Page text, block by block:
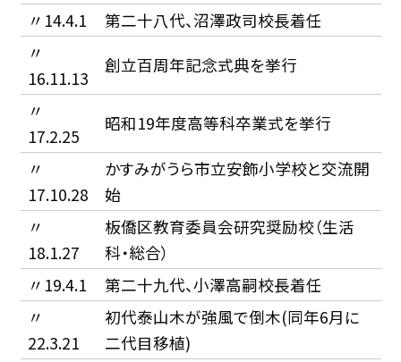
〃14.4.1
第二十八代、沼澤政司校長着任
〃
16.11.13
創立百周年記念式典を挙行
〃
17.2.25
昭和19年度高等科卒業式を挙行
〃
17.10.28
かすみがうら市立安飾小学校と交流開
始
〃
18.1.27
板僑区教育委員会研究奨励校（生活
科・総合）
〃19.4.1
第二十九代、小澤高嗣校長着任
〃
22.3.21
初代泰山木が強風で倒木(同年6月に
二代目移植)